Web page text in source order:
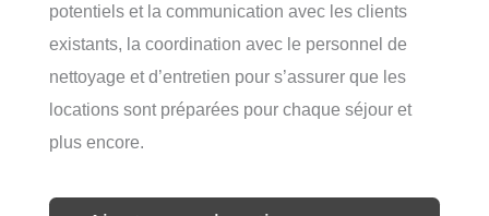
potentiels et la communication avec les clients
existants, la coordination avec le personnel de
nettoyage et d’entretien pour s’assurer que les
locations sont préparées pour chaque séjour et
plus encore.